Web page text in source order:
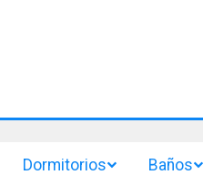
Dormitorios Baños